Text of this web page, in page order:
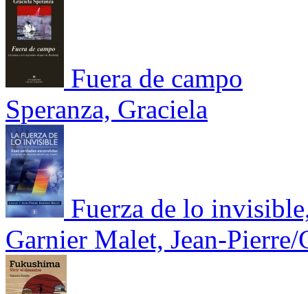
Fuera de campo
Speranza, Graciela
Fuerza de lo
Garnier Malet, Jean-